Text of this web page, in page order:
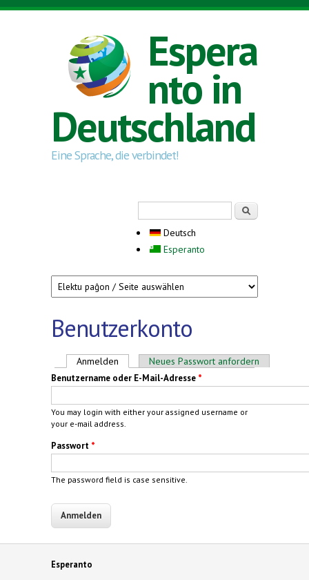
Direkt zum Inhalt
Espera
nto in
Deutschland
Eine Sprache, die verbindet!
Deutsch
Esperanto
Benutzerkonto
Haupt-Reiter
Anmelden (aktiver Reiter)
Neues Passwort anfordern
Benutzername oder E-Mail-Adresse *
You may login with either your assigned username or
your e-mail address.
Passwort *
The password field is case sensitive.
Esperanto